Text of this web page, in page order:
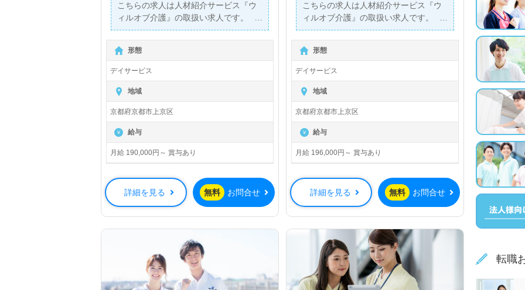
こちらの求人は人材紹介サービス『ウ
ィルオブ介護』の取扱い求人です。
詳細に関してお気軽にご相談ください♪
【無料】で皆さんの転職活動をサポー
トいたします。
形態
デイサービス
地域
京都府京都市上京区
給与
月給 190,000円～ 賞与あり
詳細を見る 無料 お問合せ
こちらの求人は人材紹介サービス『ウ
ィルオブ介護』の取扱い求人です。
詳細に関してお気軽にご相談ください♪
【無料】で皆さんの転職活動をサポー
トいたします。
形態
デイサービス
地域
京都府京都市上京区
給与
月給 196,000円～ 賞与あり
詳細を見る 無料 お問合せ
転職